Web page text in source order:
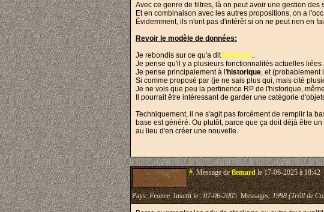
Avec ce genre de filtres, là on peut avoir une gestion
Et en combinaison avec les autres propositions, on a
Évidemment, ils n'ont pas d'intérêt si on ne peut rien en
Revoir le modèle de données:
Je rebondis sur ce qu'a dit louisonb..
Je pense qu'il y a plusieurs fonctionnalités actuelles
Je pense principalement à l'historique, et (probablement
Si comme proposé par (je ne sais plus qui, mais cité
Je ne vois que peu la pertinence RP de l'historique,
Il pourrait être intéressant de garder une catégorie
Techniquement, il ne s'agit pas forcément de remplir la
base est généré. Ou plutôt, parce que ça doit déjà être
au lieu d'en créer une nouvelle.
#.Message deflemardle 17-06-2025 à 18:42
Pays:FranceInscrit le :07-06-2005Messages:1998 (Trõll de